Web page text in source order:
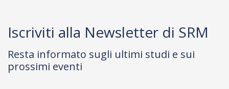
Iscriviti alla Newsletter di SRM
Resta informato sugli ultimi studi e sui
prossimi eventi